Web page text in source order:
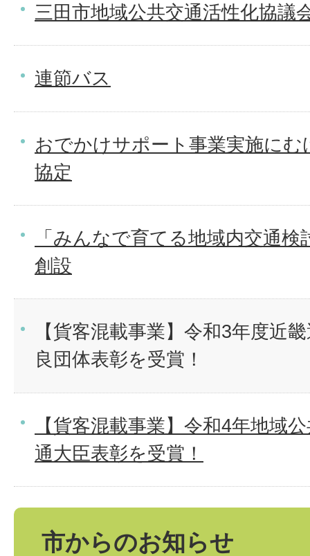
三田市地域公共交通活性化協議
連節バス
おでかけサポート事業実施に
協定
「みんなで育てる地域内交通
創設
【貨客混載事業】令和3年度近
良団体表彰を受賞！
【貨客混載事業】令和4年地域
通大臣表彰を受賞！
市からのお知らせ